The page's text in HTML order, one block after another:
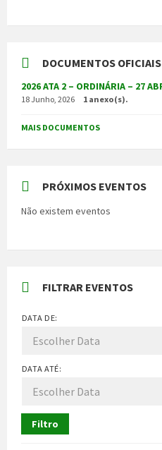
DOCUMENTOS OFICIAIS
2026 ATA 2 – ORDINÁRIA – 27
18 Junho, 2026 1 anexo(s).
MAIS DOCUMENTOS
PRÓXIMOS EVENTOS
Não existem eventos
FILTRAR EVENTOS
DATA DE:
DATA ATÉ:
Filtro